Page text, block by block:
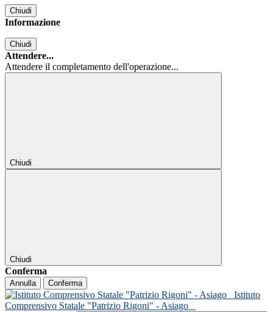
Chiudi
Informazione
Chiudi
Attendere...
Attendere il completamento dell'operazione...
Chiudi
Chiudi
Conferma
Annulla Conferma
Istituto
Comprensivo Statale "Patrizio Rigoni" - Asiago